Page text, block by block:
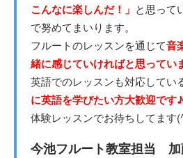
こんなに楽しんだ！」 と思って
で努めてまいります。
フルートのレッスンを通じて音
緒に感じていければと思ってい
英語でのレッスンも対応してい
に英語を学びたい方大歓迎です♪
体験レッスンでお待ちしてます
今池フルート教室担当 加